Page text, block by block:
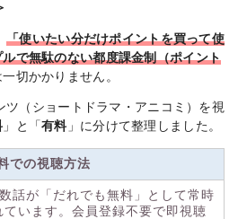
「使いたい分だけポイントを買って使
で無駄のない都度課金制（ポイント
切かかりません。
ツ（ショートドラマ・アニコミ）を視
」と「有料」に分けて整理しました。
での視聴方法
話が「だれでも無料」として常時
ています。会員登録不要で即視聴